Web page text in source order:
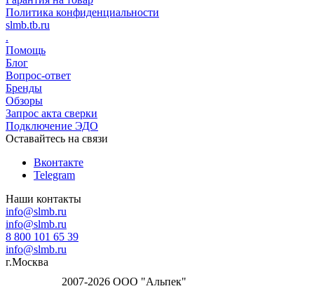
Политика конфиденциальности
slmb.tb.ru
.
Помощь
Блог
Вопрос-ответ
Бренды
Обзоры
Запрос акта сверки
Подключение ЭДО
Оставайтесь на связи
Вконтакте
Telegram
Наши контакты
info@slmb.ru
info@slmb.ru
8 800 101 65 39
info@slmb.ru
г.Москва
2007-2026 ООО "Альпек"